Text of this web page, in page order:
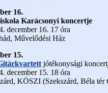
16.
Karácsonyi koncertje
december 16. 17 óra
Művelődési Ház
15.
jótékonysági
december 15. 18 óra
KÖSZI (Szekszárd, Béla tér